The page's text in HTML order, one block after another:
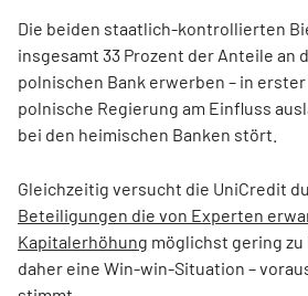
Die beiden staatlich-kontrollierten
insgesamt 33 Prozent der Anteile an
polnischen Bank erwerben – in
polnische Regierung am Einfluss
bei den heimischen Banken stört.
Gleichzeitig versucht die UniCredit
Beteiligungen die von Experten
Kapitalerhöhung möglichst gering zu
daher eine Win-win-Situation –